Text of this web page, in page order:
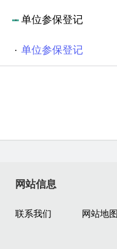
单位参保登记
单位参保登记
网站信息
联系我们 网站地图